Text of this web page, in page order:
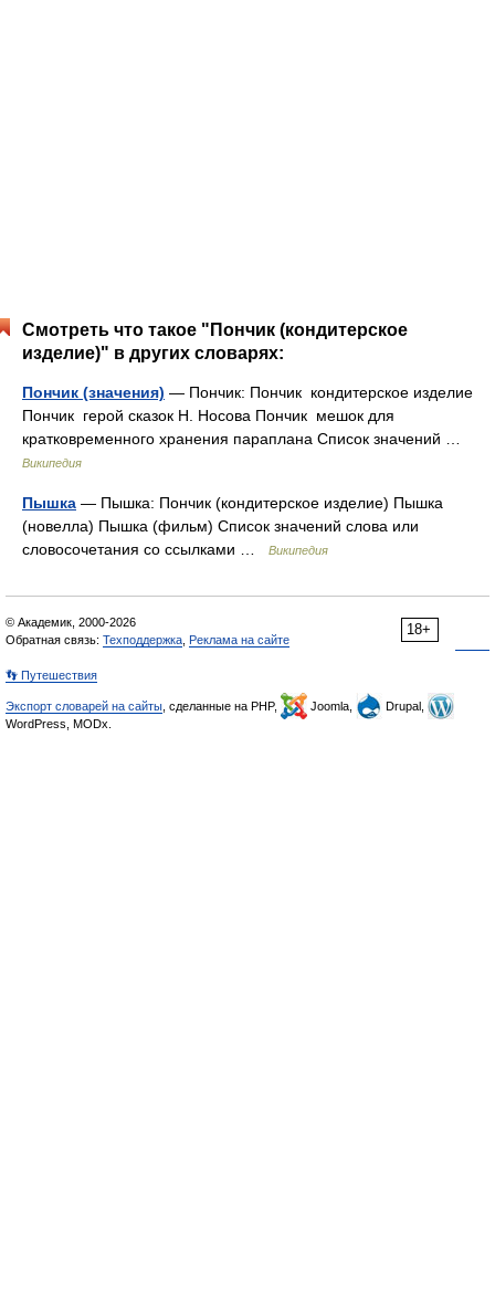
Смотреть что такое "Пончик (кондитерское
изделие)" в других словарях:
Пончик (значения) — Пончик: Пончик кондитерское изделие
Пончик герой сказок Н. Носова Пончик мешок для
кратковременного хранения параплана Список значений …
Википедия
Пышка — Пышка: Пончик (кондитерское изделие) Пышка
(новелла) Пышка (фильм) Список значений слова или
словосочетания со ссылками …
Википедия
18+
© Академик, 2000-2026
Обратная связь: Техподдержка Реклама на сайте
👣 Путешествия
Экспорт словарей на сайты , сделанные на PHP, Joomla,
Drupal,
WordPress, MODx.